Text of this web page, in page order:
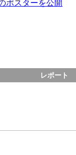
ポスターを公開
レポート